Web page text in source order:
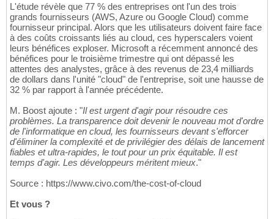
L'étude révèle que 77 % des entreprises ont l'un des trois
grands fournisseurs (AWS, Azure ou Google Cloud) comme
fournisseur principal. Alors que les utilisateurs doivent faire face
à des coûts croissants liés au cloud, ces hyperscalers voient
leurs bénéfices exploser. Microsoft a récemment annoncé des
bénéfices pour le troisième trimestre qui ont dépassé les
attentes des analystes, grâce à des revenus de 23,4 milliards
de dollars dans l'unité "cloud" de l'entreprise, soit une hausse de
32 % par rapport à l'année précédente.
M. Boost ajoute : "Il est urgent d'agir pour résoudre ces
problèmes. La transparence doit devenir le nouveau mot d'ordre
de l'informatique en cloud, les fournisseurs devant s'efforcer
d'éliminer la complexité et de privilégier des délais de lancement
fiables et ultra-rapides, le tout pour un prix équitable. Il est
temps d'agir. Les développeurs méritent mieux."
Source : https://www.civo.com/the-cost-of-cloud
Et vous ?